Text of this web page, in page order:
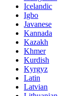
Icelandic
Igbo
Javanese
Kannada
Kazakh
Khmer
Kurdish
Kyrgyz
Latin
Latvian